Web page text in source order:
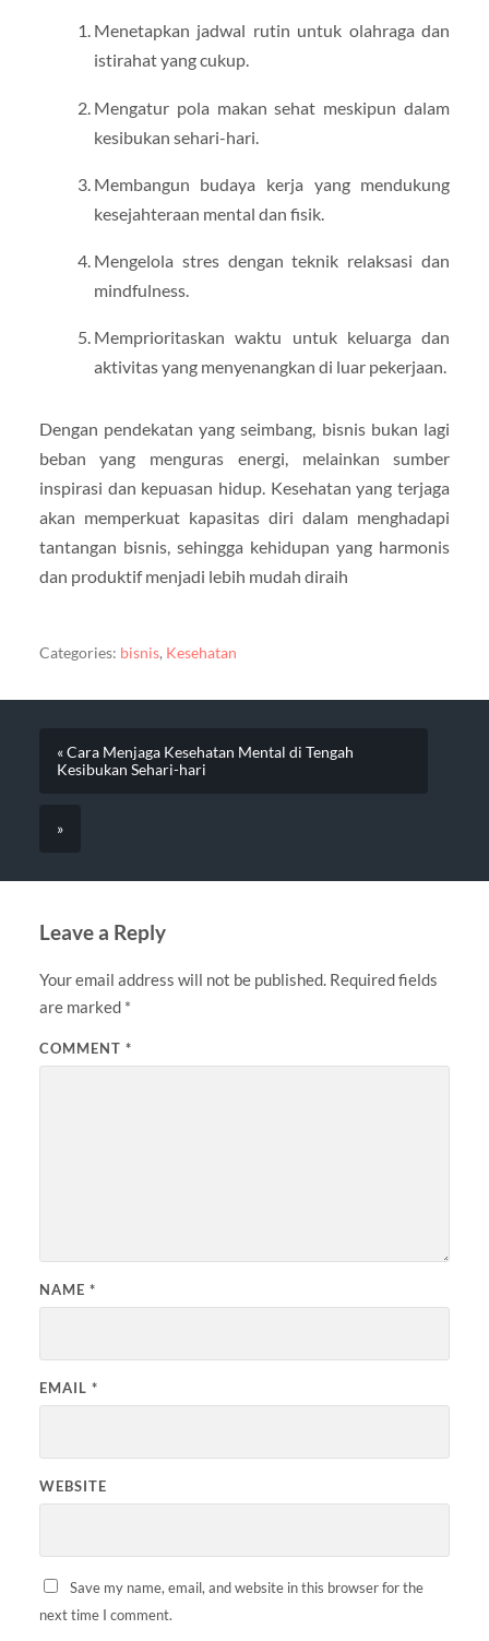
Menetapkan jadwal rutin untuk olahraga dan
istirahat yang cukup.
Mengatur pola makan sehat meskipun dalam
kesibukan sehari-hari.
Membangun budaya kerja yang mendukung
kesejahteraan mental dan fisik.
Mengelola stres dengan teknik relaksasi dan
mindfulness.
Memprioritaskan waktu untuk keluarga dan
aktivitas yang menyenangkan di luar pekerjaan.
Dengan pendekatan yang seimbang, bisnis bukan lagi
beban yang menguras energi, melainkan sumber
inspirasi dan kepuasan hidup. Kesehatan yang terjaga
akan memperkuat kapasitas diri dalam menghadapi
tantangan bisnis, sehingga kehidupan yang harmonis
dan produktif menjadi lebih mudah diraih
Categories: bisnis, Kesehatan
« Cara Menjaga Kesehatan Mental di Tengah
Kesibukan Sehari-hari
»
Leave a Reply
Your email address will not be published. Required fields
are marked *
COMMENT *
NAME *
EMAIL *
WEBSITE
Save my name, email, and website in this browser for the
next time I comment.